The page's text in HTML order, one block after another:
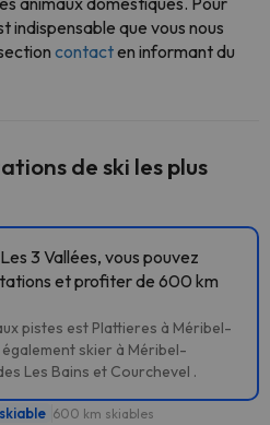
indispensable que vous nous
contacten informant du
de ski les plus
3 Vallées, vous pouvez
et profiter de 600 km
pistes est Plattieres à Méribel-
skier à Méribel-
Les Bains et Courchevel .
600 km skiables